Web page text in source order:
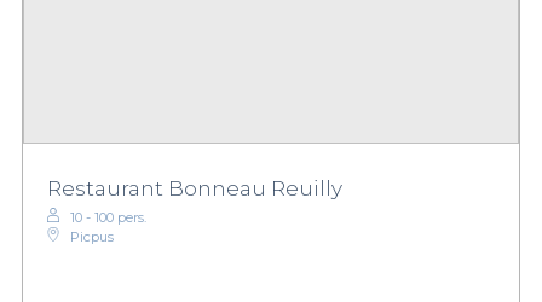
Restaurant Bonneau Reuilly
10 - 100 pers.
Picpus